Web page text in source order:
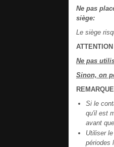
Ne pas
siège:
Le siège
ATTENTION
Ne pas
Sinon, on
REMARQUE
Si le
qu'il est
avant
Utiliser
périodes